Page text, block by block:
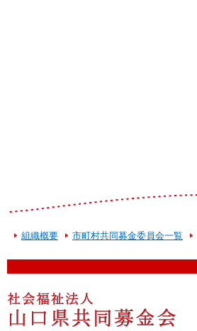
組織概要 市町村共同募金委員会一覧